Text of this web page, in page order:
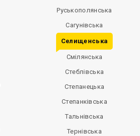
Руськополянська
Сагунівська
Селищенська
Смілянська
Стеблівська
Степанецька
Степанківська
Тальнівська
Тернівська